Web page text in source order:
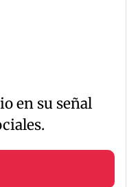
en su señal